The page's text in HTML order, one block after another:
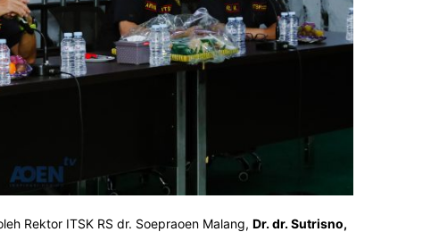
Rektor ITSK RS dr. Soepraoen Malang, Dr. dr. Sutrisno,